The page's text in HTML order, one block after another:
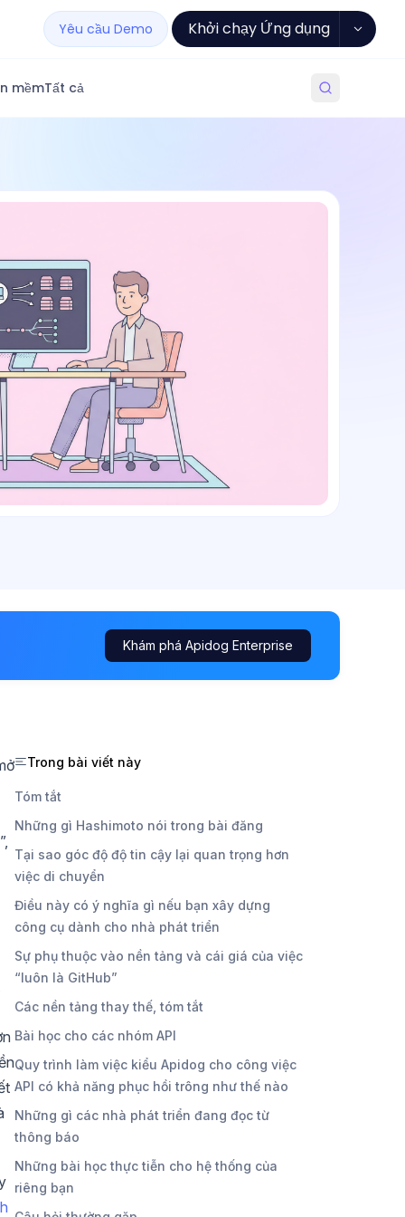
Yêu cầu Demo Khởi chạy Ứng dụng
mềmTất cả
Khám phá Apidog Enterprise
Trong bài viết này
Tóm tắt
Những gì Hashimoto nói trong bài đăng
Tại sao góc độ độ tin cậy lại quan trọng hơn
việc di chuyển
Điều này có ý nghĩa gì nếu bạn xây dựng
công cụ dành cho nhà phát triển
Sự phụ thuộc vào nền tảng và cái giá của việc
“luôn là GitHub”
Các nền tảng thay thế, tóm tắt
Bài học cho các nhóm API
Quy trình làm việc kiểu Apidog cho công việc
API có khả năng phục hồi trông như thế nào
Những gì các nhà phát triển đang đọc từ
thông báo
Những bài học thực tiễn cho hệ thống của
riêng bạn